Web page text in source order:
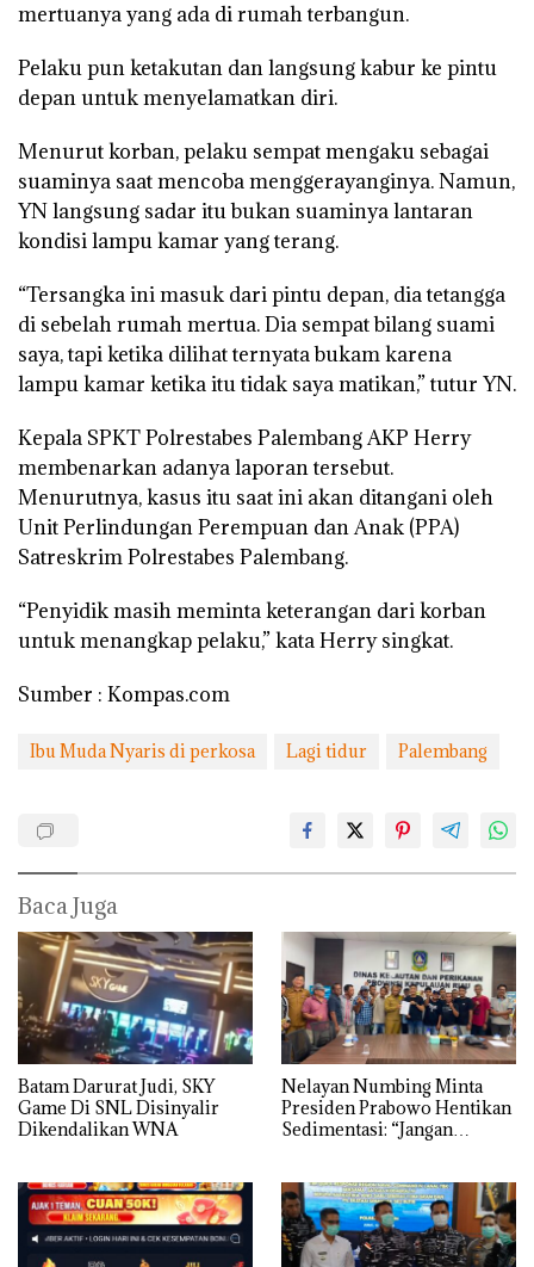
mertuanya yang ada di rumah terbangun.
Pelaku pun ketakutan dan langsung kabur ke pintu
depan untuk menyelamatkan diri.
Menurut korban, pelaku sempat mengaku sebagai
suaminya saat mencoba menggerayanginya. Namun,
YN langsung sadar itu bukan suaminya lantaran
kondisi lampu kamar yang terang.
“Tersangka ini masuk dari pintu depan, dia tetangga
di sebelah rumah mertua. Dia sempat bilang suami
saya, tapi ketika dilihat ternyata bukam karena
lampu kamar ketika itu tidak saya matikan,” tutur YN.
Kepala SPKT Polrestabes Palembang AKP Herry
membenarkan adanya laporan tersebut.
Menurutnya, kasus itu saat ini akan ditangani oleh
Unit Perlindungan Perempuan dan Anak (PPA)
Satreskrim Polrestabes Palembang.
“Penyidik masih meminta keterangan dari korban
untuk menangkap pelaku,” kata Herry singkat.
Sumber : Kompas.com
Ibu Muda Nyaris di perkosa Lagi tidur Palembang
Baca Juga
Batam Darurat Judi, SKY
Game Di SNL Disinyalir
Dikendalikan WNA
Nelayan Numbing Minta
Presiden Prabowo Hentikan
Sedimentasi: “Jangan
Mencari Makan”